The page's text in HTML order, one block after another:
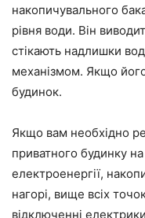
накопичувального
рівня води. Він
стікають надлишки
механізмом. Якщо
будинок.
Якщо вам необхідно
приватного будинку
електроенергії,
нагорі, вище всіх
відключенні